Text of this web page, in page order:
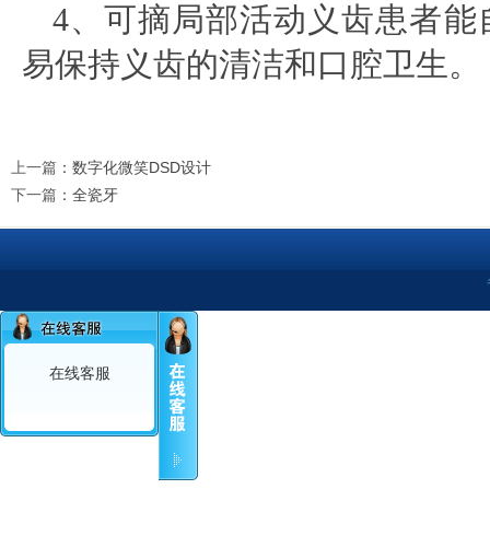
4、可摘局部活动义齿患者
易保持义齿的清洁和口腔卫生。
上一篇 ： 数字化微笑DSD设计
下一篇 ： 全瓷牙
在线客服